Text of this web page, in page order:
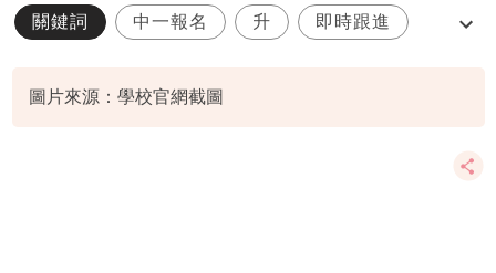
關鍵詞 中一報名 升 即時跟進
圖片來源：學校官網截圖